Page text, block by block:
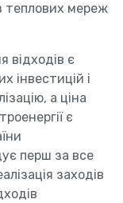
теплових мереж
відходів є
інвестицій і
а ціна
є
перш за все
заходів